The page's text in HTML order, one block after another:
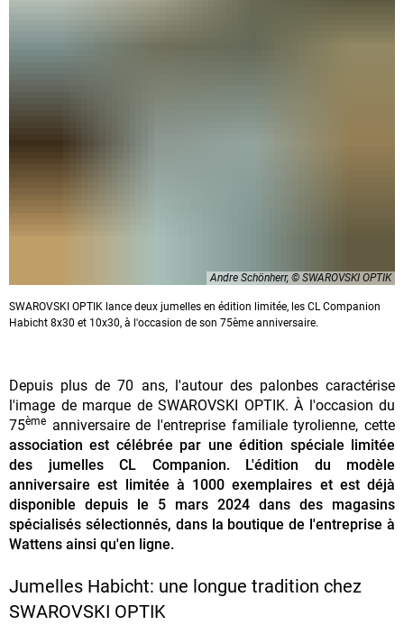
Andre Schönherr, © SWAROVSKI OPTIK
SWAROVSKI OPTIK lance deux jumelles en édition limitée, les CL Companion
Habicht 8x30 et 10x30, à l'occasion de son 75ème anniversaire.
Depuis plus de 70 ans, l'autour des palonbes caractérise
l'image de marque de SWAROVSKI OPTIK. À l'occasion du
75ème anniversaire de l'entreprise familiale tyrolienne, cette
association est célébrée par une édition spéciale limitée
des jumelles CL Companion. L'édition du modèle
anniversaire est limitée à 1000 exemplaires et est déjà
disponible depuis le 5 mars 2024 dans des magasins
spécialisés sélectionnés, dans la boutique de l'entreprise à
Wattens ainsi qu'en ligne.
Jumelles Habicht: une longue tradition chez
SWAROVSKI OPTIK